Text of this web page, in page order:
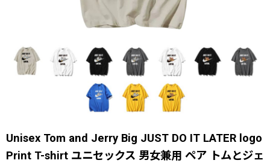
Unisex Tom and Jerry Big JUST DO IT LATER logo
Print T-shirt ユニセックス 男女兼用 ペア トムとジェ